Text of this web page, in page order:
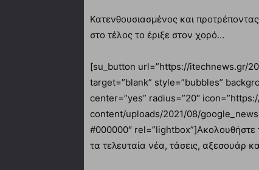
Κατενθουσιασμένος και
στο τέλος το έριξε στον χορό…
[su_button url=”https://itechnews.gr/
target=”blank” style=”bubbles”
center=”yes” radius=”20″
content/uploads/2021/08/
#000000″
τα τελευταία νέα, τάσεις, αξεσουάρ